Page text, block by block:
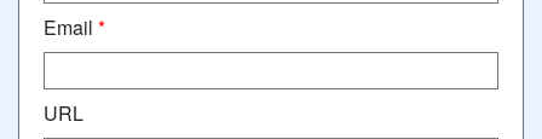
Email *
URL